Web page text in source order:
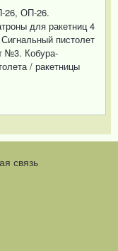
26, ОП-26.
для ракетниц 4
пистолет
№3. Кобура-
/ ракетницы
связь